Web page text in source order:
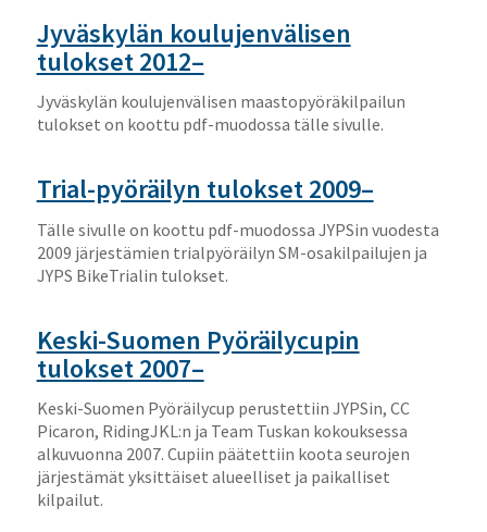
Jyväskylän koulujenvälisen
tulokset 2012–
Jyväskylän koulujenvälisen maastopyöräkilpailun
tulokset on koottu pdf-muodossa tälle sivulle.
Trial-pyöräilyn tulokset 2009–
Tälle sivulle on koottu pdf-muodossa JYPSin vuodesta
2009 järjestämien trialpyöräilyn SM-osakilpailujen ja
JYPS BikeTrialin tulokset.
Keski-Suomen Pyöräilycupin
tulokset 2007–
Keski-Suomen Pyöräilycup perustettiin JYPSin, CC
Picaron, RidingJKL:n ja Team Tuskan kokouksessa
alkuvuonna 2007. Cupiin päätettiin koota seurojen
järjestämät yksittäiset alueelliset ja paikalliset
kilpailut.